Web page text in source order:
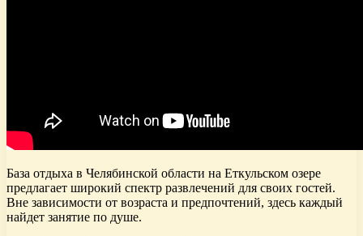
База отдыха в Челябинской области на Еткульском озере
предлагает широкий спектр развлечений для своих гостей.
Вне зависимости от возраста и предпочтений, здесь каждый
найдет занятие по душе.